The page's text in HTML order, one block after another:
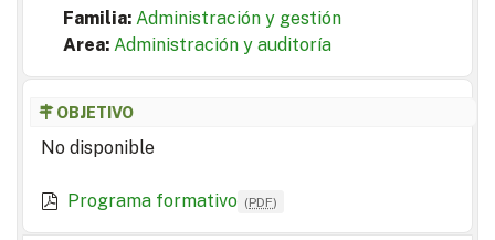
Familia: Administración y gestión
Area: Administración y auditoría
OBJETIVO
No disponible
Programa formativo (PDF)